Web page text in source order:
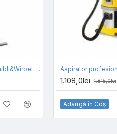
Aspirator profesional Ghibli&Wirbel AS 27 IK, volum rezervor 36l, putere 1150w
1.108,0lei 1.815,0lei
Adaugă în Coş